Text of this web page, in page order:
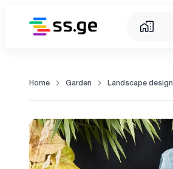
Home Garden Landscape design